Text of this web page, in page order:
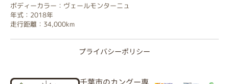
ボディーカラー：ヴェールモンターニュ
年式：2018年
走行距離：34,000km
プライバシーポリシー
千葉市のカングー専